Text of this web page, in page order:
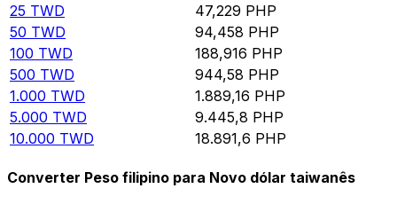
25 TWD 47,229 PHP
50 TWD 94,458 PHP
100 TWD 188,916 PHP
500 TWD 944,58 PHP
1.000 TWD 1.889,16 PHP
5.000 TWD 9.445,8 PHP
10.000 TWD 18.891,6 PHP
Converter Peso filipino para Novo dólar taiwanês